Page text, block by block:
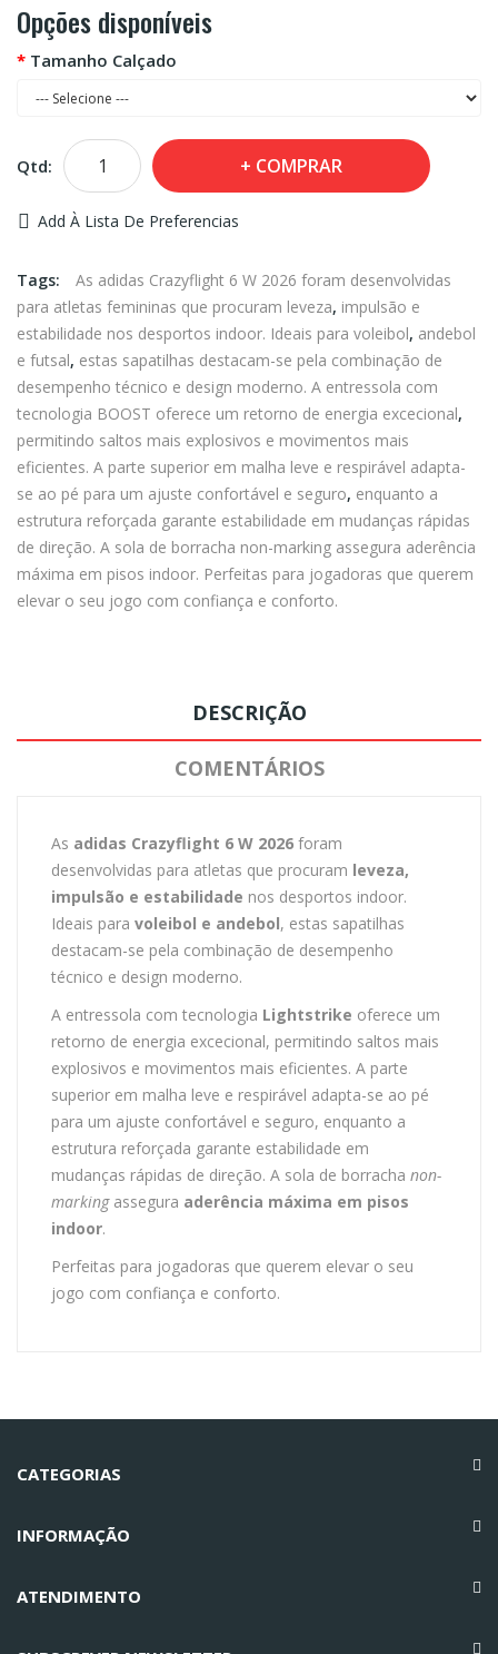
Opções disponíveis
Tamanho Calçado
Qtd: COMPRAR
Add À Lista De Preferencias
Tags:
As adidas Crazyflight 6 W 2026 foram desenvolvidas
para atletas femininas que procuram leveza, impulsão e
estabilidade nos desportos indoor. Ideais para voleibol, andebol
e futsal, estas sapatilhas destacam-se pela combinação de
desempenho técnico e design moderno. A entressola com
tecnologia BOOST oferece um retorno de energia excecional,
permitindo saltos mais explosivos e movimentos mais
eficientes. A parte superior em malha leve e respirável adapta-
se ao pé para um ajuste confortável e seguro, enquanto a
estrutura reforçada garante estabilidade em mudanças rápidas
de direção. A sola de borracha non-marking assegura aderência
máxima em pisos indoor. Perfeitas para jogadoras que querem
elevar o seu jogo com confiança e conforto.
DESCRIÇÃO
COMENTÁRIOS
As adidas Crazyflight 6 W 2026 foram
desenvolvidas para atletas que procuram leveza,
impulsão e estabilidade nos desportos indoor.
Ideais para voleibol e andebol, estas sapatilhas
destacam-se pela combinação de desempenho
técnico e design moderno.
A entressola com tecnologia Lightstrike oferece um
retorno de energia excecional, permitindo saltos mais
explosivos e movimentos mais eficientes. A parte
superior em malha leve e respirável adapta-se ao pé
para um ajuste confortável e seguro, enquanto a
estrutura reforçada garante estabilidade em
mudanças rápidas de direção. A sola de borracha non-
markingassegura aderência máxima em pisos
indoor.
Perfeitas para jogadoras que querem elevar o seu
jogo com confiança e conforto.
CATEGORIAS
INFORMAÇÃO
ATENDIMENTO